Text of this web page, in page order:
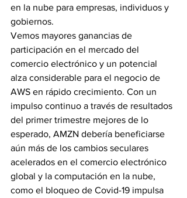
en la nube para empresas, individuos y
gobiernos.
Vemos mayores ganancias de
participación en el mercado del
comercio electrónico y un potencial
alza considerable para el negocio de
AWS en rápido crecimiento. Con un
impulso continuo a través de resultados
del primer trimestre mejores de lo
esperado, AMZN debería beneficiarse
aún más de los cambios seculares
acelerados en el comercio electrónico
global y la computación en la nube,
como el bloqueo de Covid-19 impulsa